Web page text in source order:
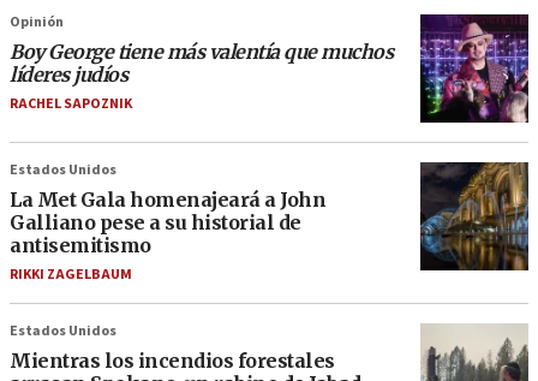
Opinión
Boy George tiene más valentía que muchos
líderes judíos
RACHEL SAPOZNIK
Estados Unidos
La Met Gala homenajeará a John
Galliano pese a su historial de
antisemitismo
RIKKI ZAGELBAUM
Estados Unidos
Mientras los incendios forestales